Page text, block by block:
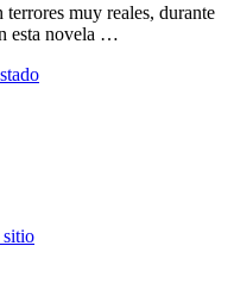
muy reales, durante
esta novela …
sitio